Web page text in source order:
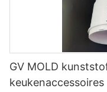
GV MOLD
keukenaccessoires